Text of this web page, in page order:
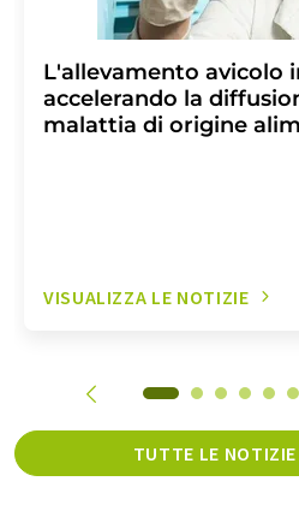
L'allevamento avicolo
accelerando la
malattia di origine
VISUALIZZA LE NOTIZIE
TUTTE LE NOTIZIE